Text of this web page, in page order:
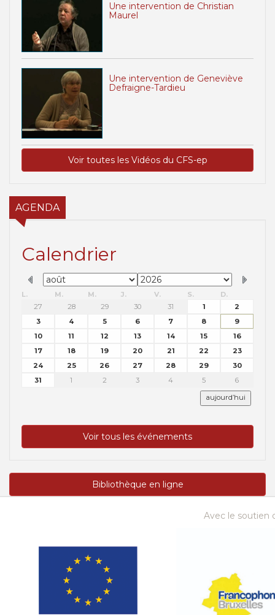
Une intervention de Christian
Maurel
Une intervention de Geneviève
Defraigne-Tardieu
Voir toutes les Vidéos du CFS-ep
AGENDA
Calendrier
L. M. M. J. V. S.
D.
27
28 29 30 31 1
2
3
4 5 6 7 8
9
10
11 12 13 14 15
16
17
18 19 20 21 22
23
24
25 26 27 28 29
30
31
1 2 3 4 5 6
aujourd’hui
Voir tous les événements
Bibliothèque en ligne
Avec le soutien